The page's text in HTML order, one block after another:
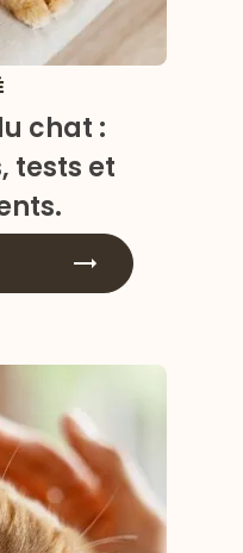
chat :
tests et